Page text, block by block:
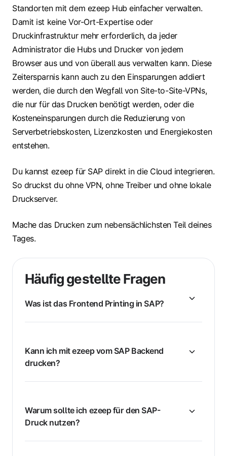
Standorten mit dem ezeep Hub einfacher verwalten.
Damit ist keine Vor-Ort-Expertise oder
Druckinfrastruktur mehr erforderlich, da jeder
Administrator die Hubs und Drucker von jedem
Browser aus und von überall aus verwalten kann. Diese
Zeitersparnis kann auch zu den Einsparungen addiert
werden, die durch den Wegfall von Site-to-Site-VPNs,
die nur für das Drucken benötigt werden, oder die
Kosteneinsparungen durch die Reduzierung von
Serverbetriebskosten, Lizenzkosten und Energiekosten
entstehen.
Du kannst ezeep für SAP direkt in die Cloud integrieren.
So druckst du ohne VPN, ohne Treiber und ohne lokale
Druckserver.
Mache das Drucken zum nebensächlichsten Teil deines
Tages.
Häufig gestellte Fragen
Was ist das Frontend Printing in SAP?
Kann ich mit ezeep vom SAP Backend
drucken?
Warum sollte ich ezeep für den SAP-
Druck nutzen?